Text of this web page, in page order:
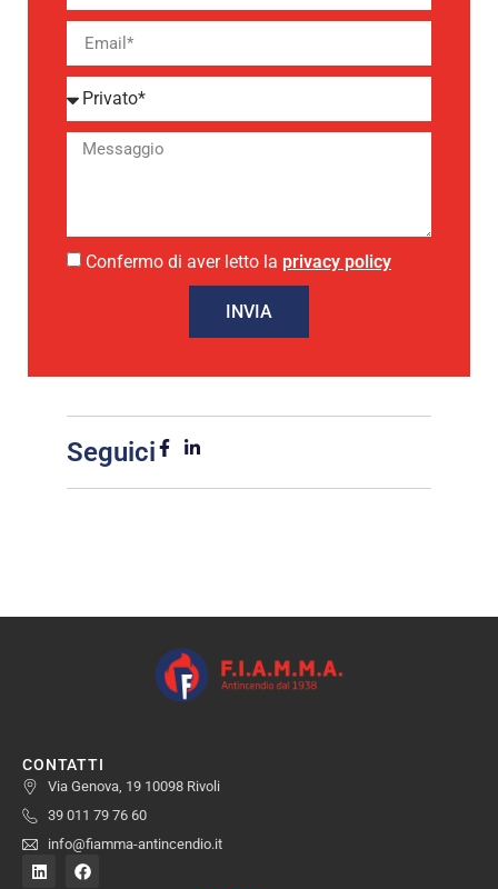
Confermo di aver letto la privacy policy
INVIA
Seguici
CONTATTI
Via Genova, 19 10098 Rivoli
39 011 79 76 60
info@fiamma-antincendio.it